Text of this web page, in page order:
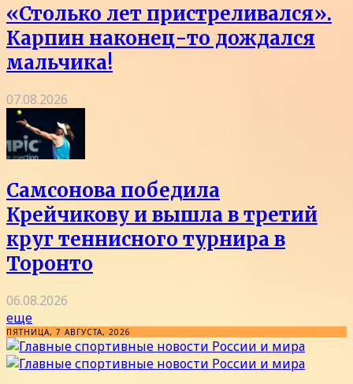
«Столько лет пристреливался».
Карпин наконец-то дождался
мальчика!
07.08.2026
Самсонова победила
Крейчикову и вышла в третий
круг теннисного турнира в
Торонто
06.08.2026
еще
ПЯТНИЦА, 7 АВГУСТА, 2026